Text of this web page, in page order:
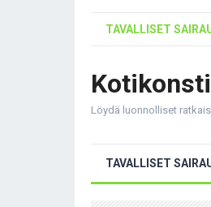
TAVALLISET
Löydä luonnolliset
TAVALLISET